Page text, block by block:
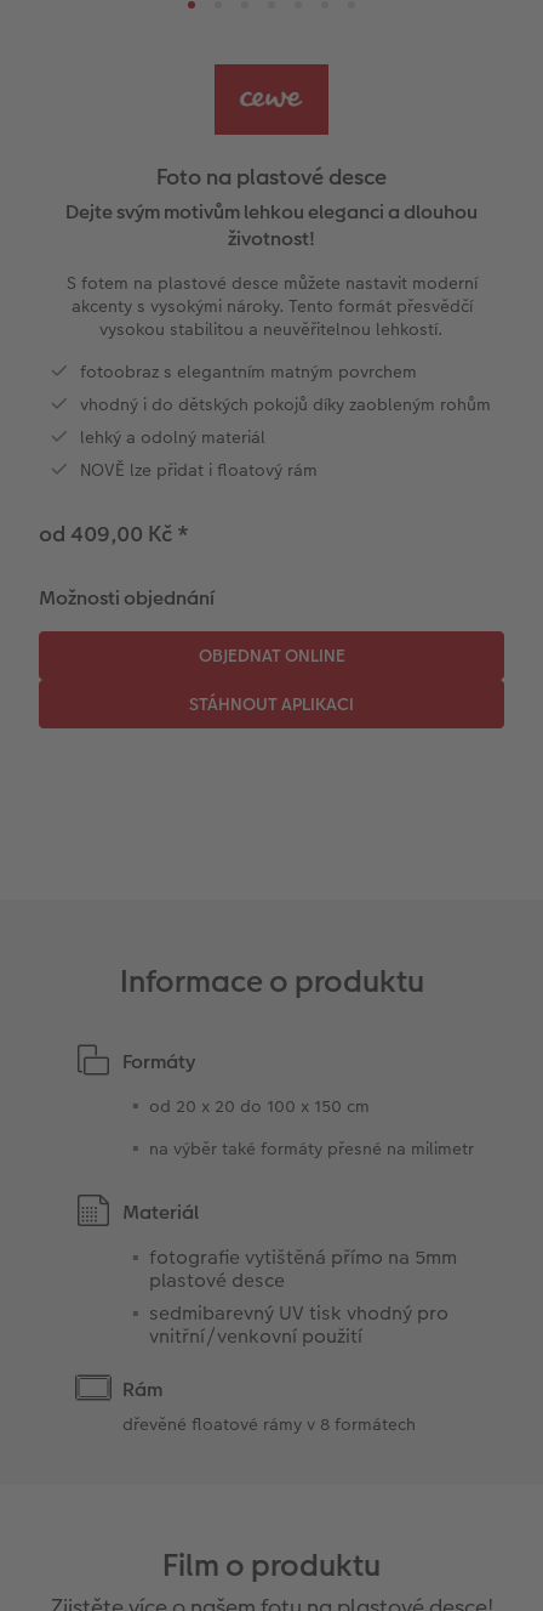
Panoramatické stránky
Povrchová úprava
Garance spokojenosti
CEWE myPhotos
Art Collection
Novinky
Filmový pás
Fotosety ihned
Vícedílné fotografie ihned
Velké formáty ihned
Koláž ihned
CEWE foto ihned
Fotobox
Art Prints
Rámy
Samolepky z fotky
CEWE myPhotos
Akrylové sklo
Foto na dřevě
Gallery Print
Svatební cedule
Vícedílné obrazy
Fotokoláž
Fotokoláž k výročí
Škola a kancelář
Art Prints
Dárková krabička
CEWE FOTOKNIHA dětská
CEWE myPhotos
Cardholder
Novinky
Dětská přání
Další události
CEWE myPhotos
Inspirace pro váš domov
Fototipy
Designové fotoobrazy
Kronika roku
Fotografické soutěže
Foto na plastové desce
Dejte svým motivům lehkou eleganci a dlouhou
životnost!
S fotem na plastové desce můžete nastavit moderní
akcenty s vysokými nároky. Tento formát přesvědčí
vysokou stabilitou a neuvěřitelnou lehkostí.
fotoobraz s elegantním matným povrchem
vhodný i do dětských pokojů díky zaobleným rohům
lehký a odolný materiál
NOVĚ lze přidat i floatový rám
od 409,00 Kč *
Možnosti objednání
Informace o produktu
Formáty
od 20 x 20 do 100 x 150 cm
na výběr také formáty přesné na milimetr
Materiál
fotografie vytištěná přímo na 5mm
plastové desce
sedmibarevný UV tisk vhodný pro
vnitřní/venkovní použití
Rám
dřevěné floatové rámy v 8 formátech
Film o produktu